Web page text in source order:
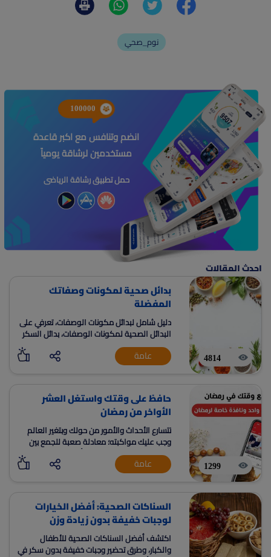
نوم_صحي
100000
انضم وتنافس مع اكبر قاعدة
مستخدمين لرشاقة يومياً
حمل تطبيق رشاقة الرياضى
احدث المقالات
4814
بدائل صحية لمكونات وصفاتك
المفضلة
دليل شامل لبدائل مكونات الوصفات، تعرفي على
البدائل الصحية لمكونات الوصفات، بدائل السكر
الأبيض، بدائل الدقيق الأبيض، بدائل الزبدة، بدائل
كريمة الطهي، بدائل الحليب كامل الدسم،
عامة
1299
حافظ على وقتك واستغل العشر
الأواخر من رمضان
تتسارع الأحداث والأمور من حولك وبتغير العالم
وجب عليك مواكبته؛ معادلة صعبة للجمع بين
الكل في آن واحد، لكن مع نبأ يمكنك تنظيم
وقتك المهدر
عامة
السناكات الصحية: أفضل الخيارات
لوجبات خفيفة بدون زيادة وزن
اكتشف أفضل السناكات الصحية للأطفال
والكبار، وطرق تحضير وجبات خفيفة بدون سكر في